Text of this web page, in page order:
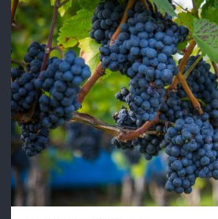
E-mail-